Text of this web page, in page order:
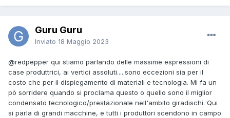
Guru Guru
Inviato 18 Maggio 2023
@redpepper qui stiamo parlando delle massime espressioni di
case produttrici, ai vertici assoluti.....sono eccezioni sia per il
costo che per il dispiegamento di materiali e tecnologia. Mi fa un
pò sorridere quando si proclama questo o quello sono il miglior
condensato tecnologico/prestazionale nell'ambito giradischi. Qui
si parla di grandi macchine, e tutti i produttori scendono in campo